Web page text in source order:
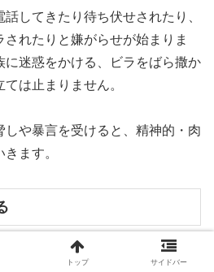
してきたり待ち伏せされたり、
れたりと嫌がらせが始まりま
に迷惑をかける、ビラをばら撒か
は止まりません。
や暴言を受けると、精神的・肉
ます。
い弱みにつけ込み、犯罪に加担さ
トップ サイドバー